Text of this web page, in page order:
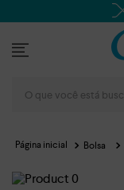
Bolsa